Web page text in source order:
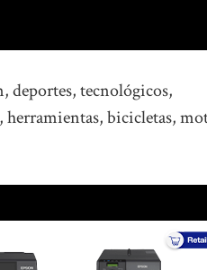
deportes, tecnológicos,
herramientas, bicicletas,